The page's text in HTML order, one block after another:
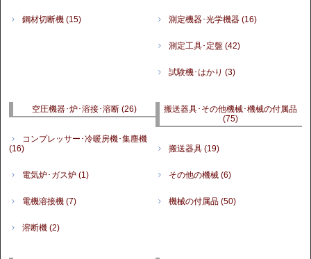
鋼材切断機(15) 測定機器･光学機器 (16)
測定工具･定盤 (42)
試験機･はかり (3)
空圧機器･炉･溶接･溶断(26)
コンプレッサー･冷暖房機･集塵機
(16)
電気炉･ガス炉(1)
電機溶接機(7)
溶断機(2)
搬送器具･その他機械･機械の付属品
(75)
搬送器具 (19)
その他の機械 (6)
機械の付属品 (50)